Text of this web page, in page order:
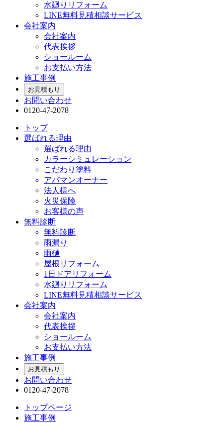
水廻りリフォーム
LINE無料見積相談サービス
会社案内
会社案内
代表挨拶
ショールーム
お支払い方法
施工事例
お見積もり
お問い合わせ
0120-47-2078
トップ
選ばれる理由
選ばれる理由
カラーシミュレーション
こだわり塗料
アパマンオーナー
法人様へ
火災保険
お客様の声
無料診断
無料診断
雨漏り
雨樋
屋根リフォーム
1日ドアリフォーム
水廻りリフォーム
LINE無料見積相談サービス
会社案内
会社案内
代表挨拶
ショールーム
お支払い方法
施工事例
お見積もり
お問い合わせ
0120-47-2078
トップページ
施工事例